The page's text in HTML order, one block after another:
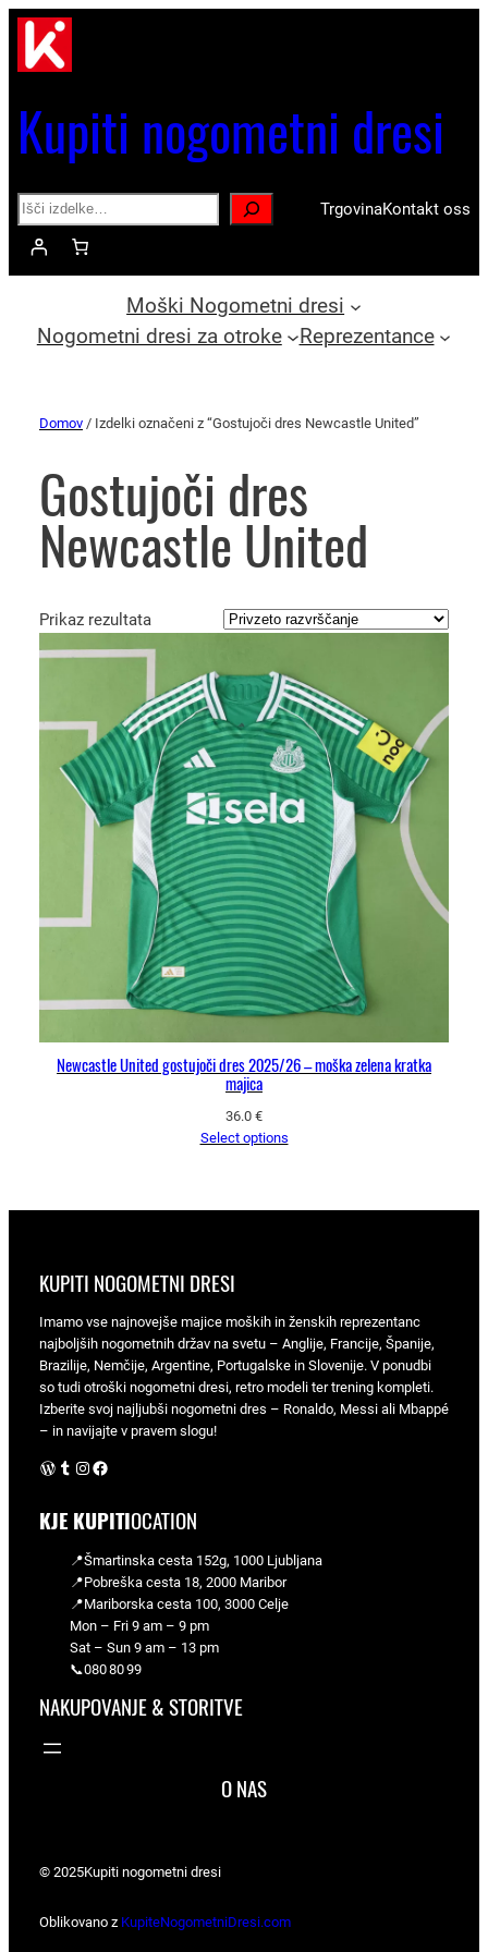
Kupiti nogometni dresi
Search TrgovinaKontakt oss
Moški Nogometni dresi
Nogometni dresi za otroke
Reprezentance
Domov / Izdelki označeni z “Gostujoči dres Newcastle United”
Gostujoči dres
Newcastle United
Prikaz rezultata
Newcastle United gostujoči dres 2025/26 – moška zelena kratka
majica
36.0 €
Select options
KUPITI NOGOMETNI DRESI
Imamo vse najnovejše majice moških in ženskih reprezentanc
najboljših nogometnih držav na svetu – Anglije, Francije, Španije,
Brazilije, Nemčije, Argentine, Portugalske in Slovenije. V ponudbi
so tudi otroški nogometni dresi, retro modeli ter trening kompleti.
Izberite svoj najljubši nogometni dres – Ronaldo, Messi ali Mbappé
– in navijajte v pravem slogu!
WordPress Instagram Facebook
KJE KUPITIOCATION
📍Šmartinska cesta 152g, 1000 Ljubljana
📍Pobreška cesta 18, 2000 Maribor
📍Mariborska cesta 100, 3000 Celje
Mon – Fri 9 am – 9 pm
Sat – Sun 9 am – 13 pm
📞080 80 99
NAKUPOVANJE & STORITVE
O NAS
© 2025Kupiti nogometni dresi
Oblikovano z KupiteNogometniDresi.com